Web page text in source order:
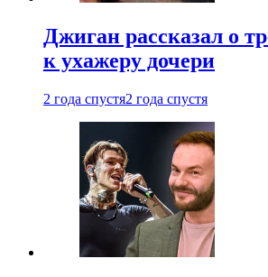
Джиган рассказал о
к ухажеру дочери
2 года спустя2 года спустя